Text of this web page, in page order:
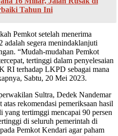
Tahun Ini
Pemkot setelah menerima
segera menindaklanjuti
“Mudah-mudahan Pemkot
tertinggi dalam penyelesaian
RI terhadap LKPD sebagai mana
Sabtu, 20 Mei 2023.
Sultra, Dedek Nandemar
rekomendasi pemeriksaan hasil
tertimggi mencapai 90 persen
di seluruh pemerintah di
Pemkot Kendari agar paham